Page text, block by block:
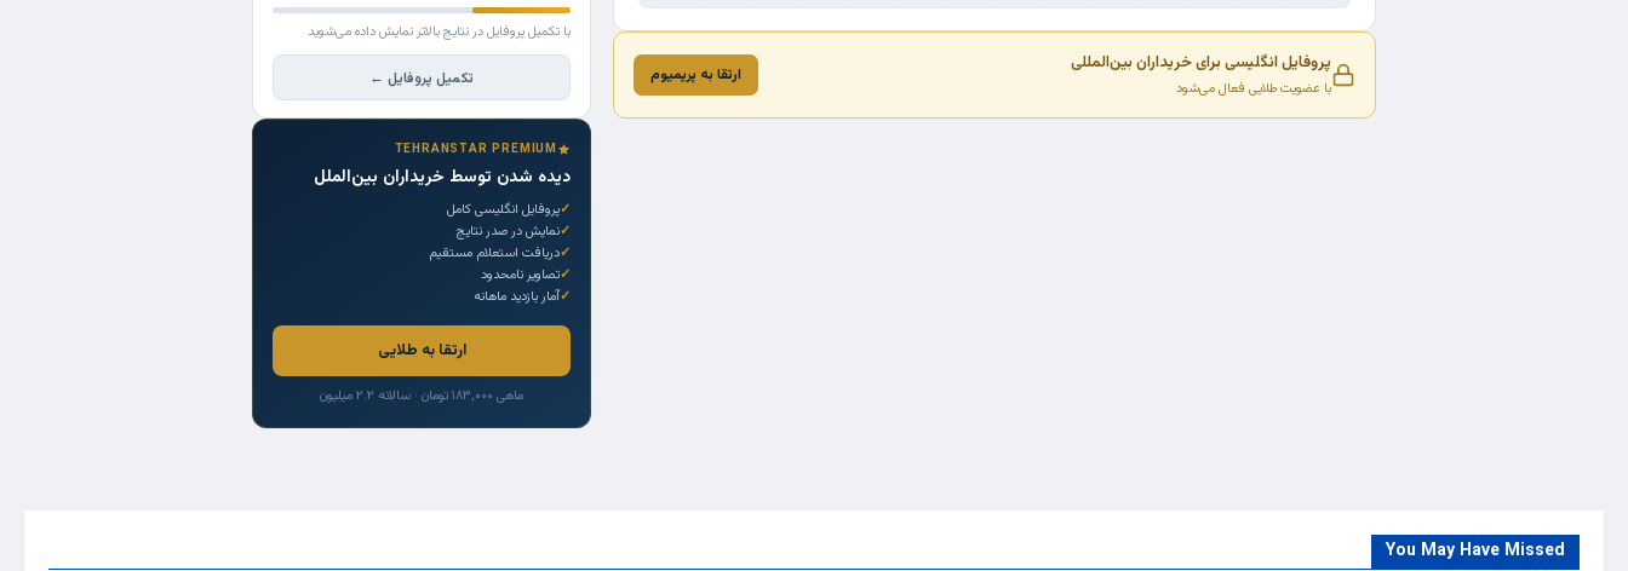
پروفایل انگلیسی برای خریداران بین‌المللی
با عضویت طلایی فعال می‌شود
ارتقا به پریمیوم
با تکمیل پروفایل در نتایج بالاتر نمایش داده می‌شوید
تکمیل پروفایل ←
TEHRANSTAR PREMIUM
دیده شدن توسط خریداران بین‌الملل
پروفایل انگلیسی کامل
نمایش در صدر نتایج
دریافت استعلام مستقیم
تصاویر نامحدود
آمار بازدید ماهانه
ارتقا به طلایی
ماهی ۱۸۳,۰۰۰ تومان · سالانه ۲.۲ میلیون
You May Have Missed